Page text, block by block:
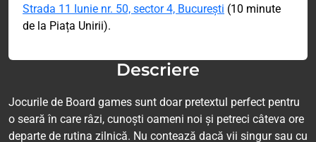
Strada 11 Iunie nr. 50, sector 4, București (10 minute
de la Piața Unirii).
Descriere
Jocurile de Board games sunt doar pretextul perfect pentru
o seară în care râzi, cunoști oameni noi și petreci câteva ore
departe de rutina zilnică. Nu contează dacă vii singur sau cu